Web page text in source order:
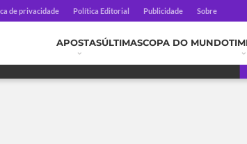
de privacidade Política Editorial Publicidade Sobre
APOSTASÚLTIMASCOPA DO MUNDO